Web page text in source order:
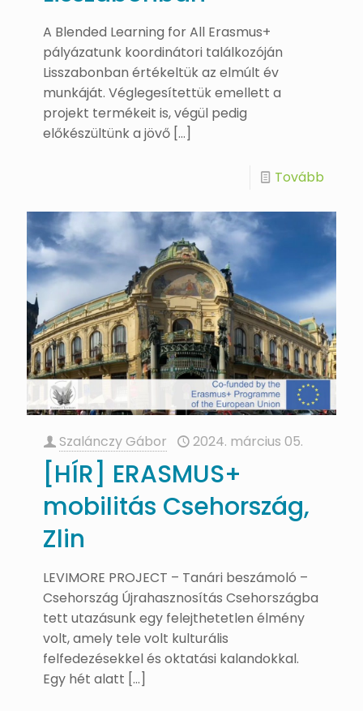
A Blended Learning for All Erasmus+
pályázatunk koordinátori találkozóján
Lisszabonban értékeltük az elmúlt év
munkáját. Véglegesítettük emellett a
projekt termékeit is, végül pedig
előkészültünk a jövő […]
Tovább
Szalánczy Gábor 2024. március 05.
[HÍR] ERASMUS+
mobilitás Csehország,
Zlin
LEVIMORE PROJECT – Tanári beszámoló –
Csehország Újrahasznosítás Csehországba
tett utazásunk egy felejthetetlen élmény
volt, amely tele volt kulturális
felfedezésekkel és oktatási kalandokkal.
Egy hét alatt […]